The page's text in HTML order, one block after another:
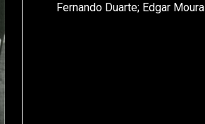
Fernando Duarte; Edgar Moura